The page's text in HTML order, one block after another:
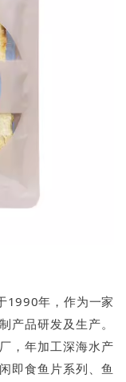
1990年，作为一家
产品研发及生产。
，年加工深海水产
即食鱼片系列、鱼